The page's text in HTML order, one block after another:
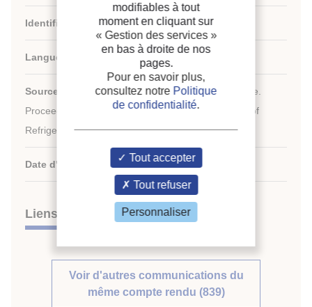
Identifiant de la fiche :2008-0401
Langues :
Source :
ICR 2007. Refrigeration Creates the Future.
Proceedings of the 22ndIIR International Congress of
Refrigeration.
Date d'édition : 21/08/2007
Liens
Voir d'autres communications du
même compte rendu (839)
modifiables à tout
moment en cliquant sur
« Gestion des services »
en bas à droite de nos
pages.
Pour en savoir plus,
consultez notre Politique
de confidentialité.
Tout accepter
Tout refuser
Personnaliser